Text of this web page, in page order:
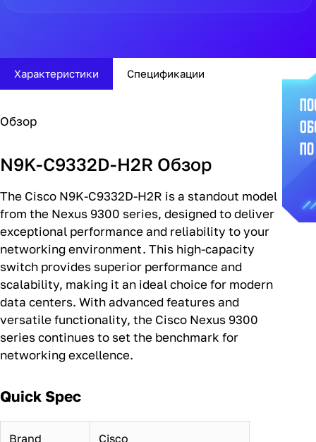
Характеристики
N9K-C9332D-H2R Обзор
The Cisco N9K-C9332D-H2R is a standout model
from the Nexus 9300 series, designed to deliver
exceptional performance and reliability to your
networking environment. This high-capacity
switch provides superior performance and
scalability, making it an ideal choice for modern
data centers. With advanced features and
versatile functionality, the Cisco Nexus 9300
series continues to set the benchmark for
Quick Spec